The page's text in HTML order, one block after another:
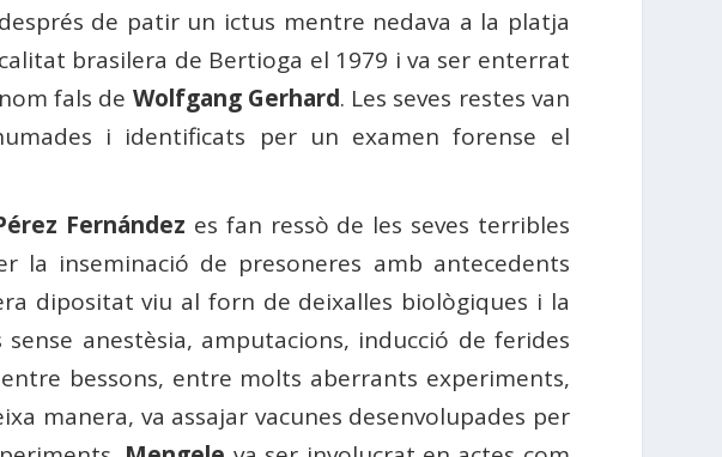
de patir un ictus mentre nedava a la platja
brasilera de Bertioga el 1979 i va ser enterrat
fals de Wolfgang Gerhard. Les seves restes van
i identificats per un examen forense el
Fernández es fan ressò de les seves terribles
la inseminació de presoneres amb antecedents
dipositat viu al forn de deixalles biològiques i la
anestèsia, amputacions, inducció de ferides
bessons, entre molts aberrants experiments,
manera, va assajar vacunes desenvolupades per